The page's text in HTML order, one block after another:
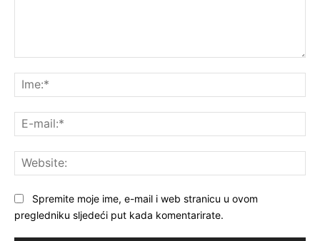
Spremite moje ime, e-mail i web stranicu u ovom
pregledniku sljedeći put kada komentarirate.